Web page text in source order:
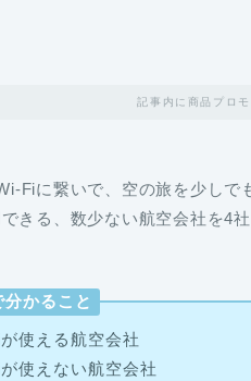
記事内に商品プロ
Fiに繋いで、空の旅を少し
きる、数少ない航空会社を4
分かること
使える航空会社
使えない航空会社